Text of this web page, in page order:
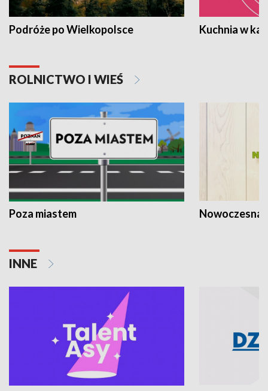
Podróże po Wielkopolsce Kuchnia w
ROLNICTWO I WIEŚ
Poza miastem Nowoczesna
INNE